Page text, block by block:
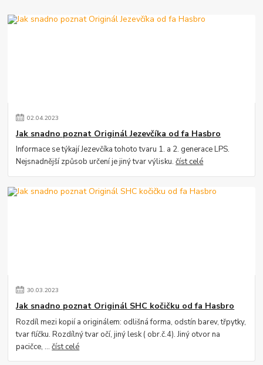
02.04.2023
Jak snadno poznat Originál Jezevčíka od fa Hasbro
Informace se týkají Jezevčíka tohoto tvaru 1. a 2. generace LPS.
Nejsnadnější způsob určení je jiný tvar výlisku.číst celé
30.03.2023
Jak snadno poznat Originál SHC kočičku od fa Hasbro
Rozdíl mezi kopií a originálem: odlišná forma, odstín barev, třpytky,
tvar flíčku. Rozdílný tvar očí, jiný lesk ( obr.č.4). Jiný otvor na
pacičce, ...číst celé